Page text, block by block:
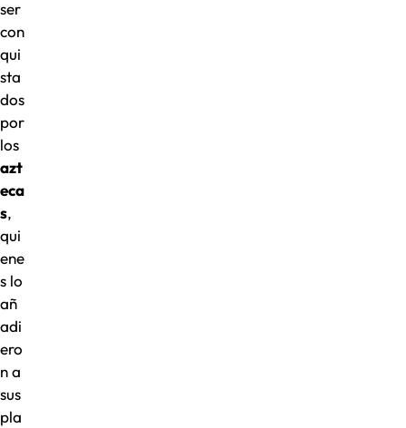
ser
con
qui
sta
dos
por
los
azt
eca
s,
qui
ene
s lo
añ
adi
ero
n a
sus
pla